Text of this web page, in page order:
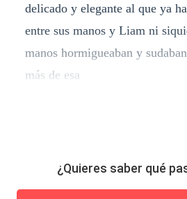
delicado y elegante al que ya
entre sus manos y Liam ni
manos hormigueaban y
más de esa
¿Quieres saber qué